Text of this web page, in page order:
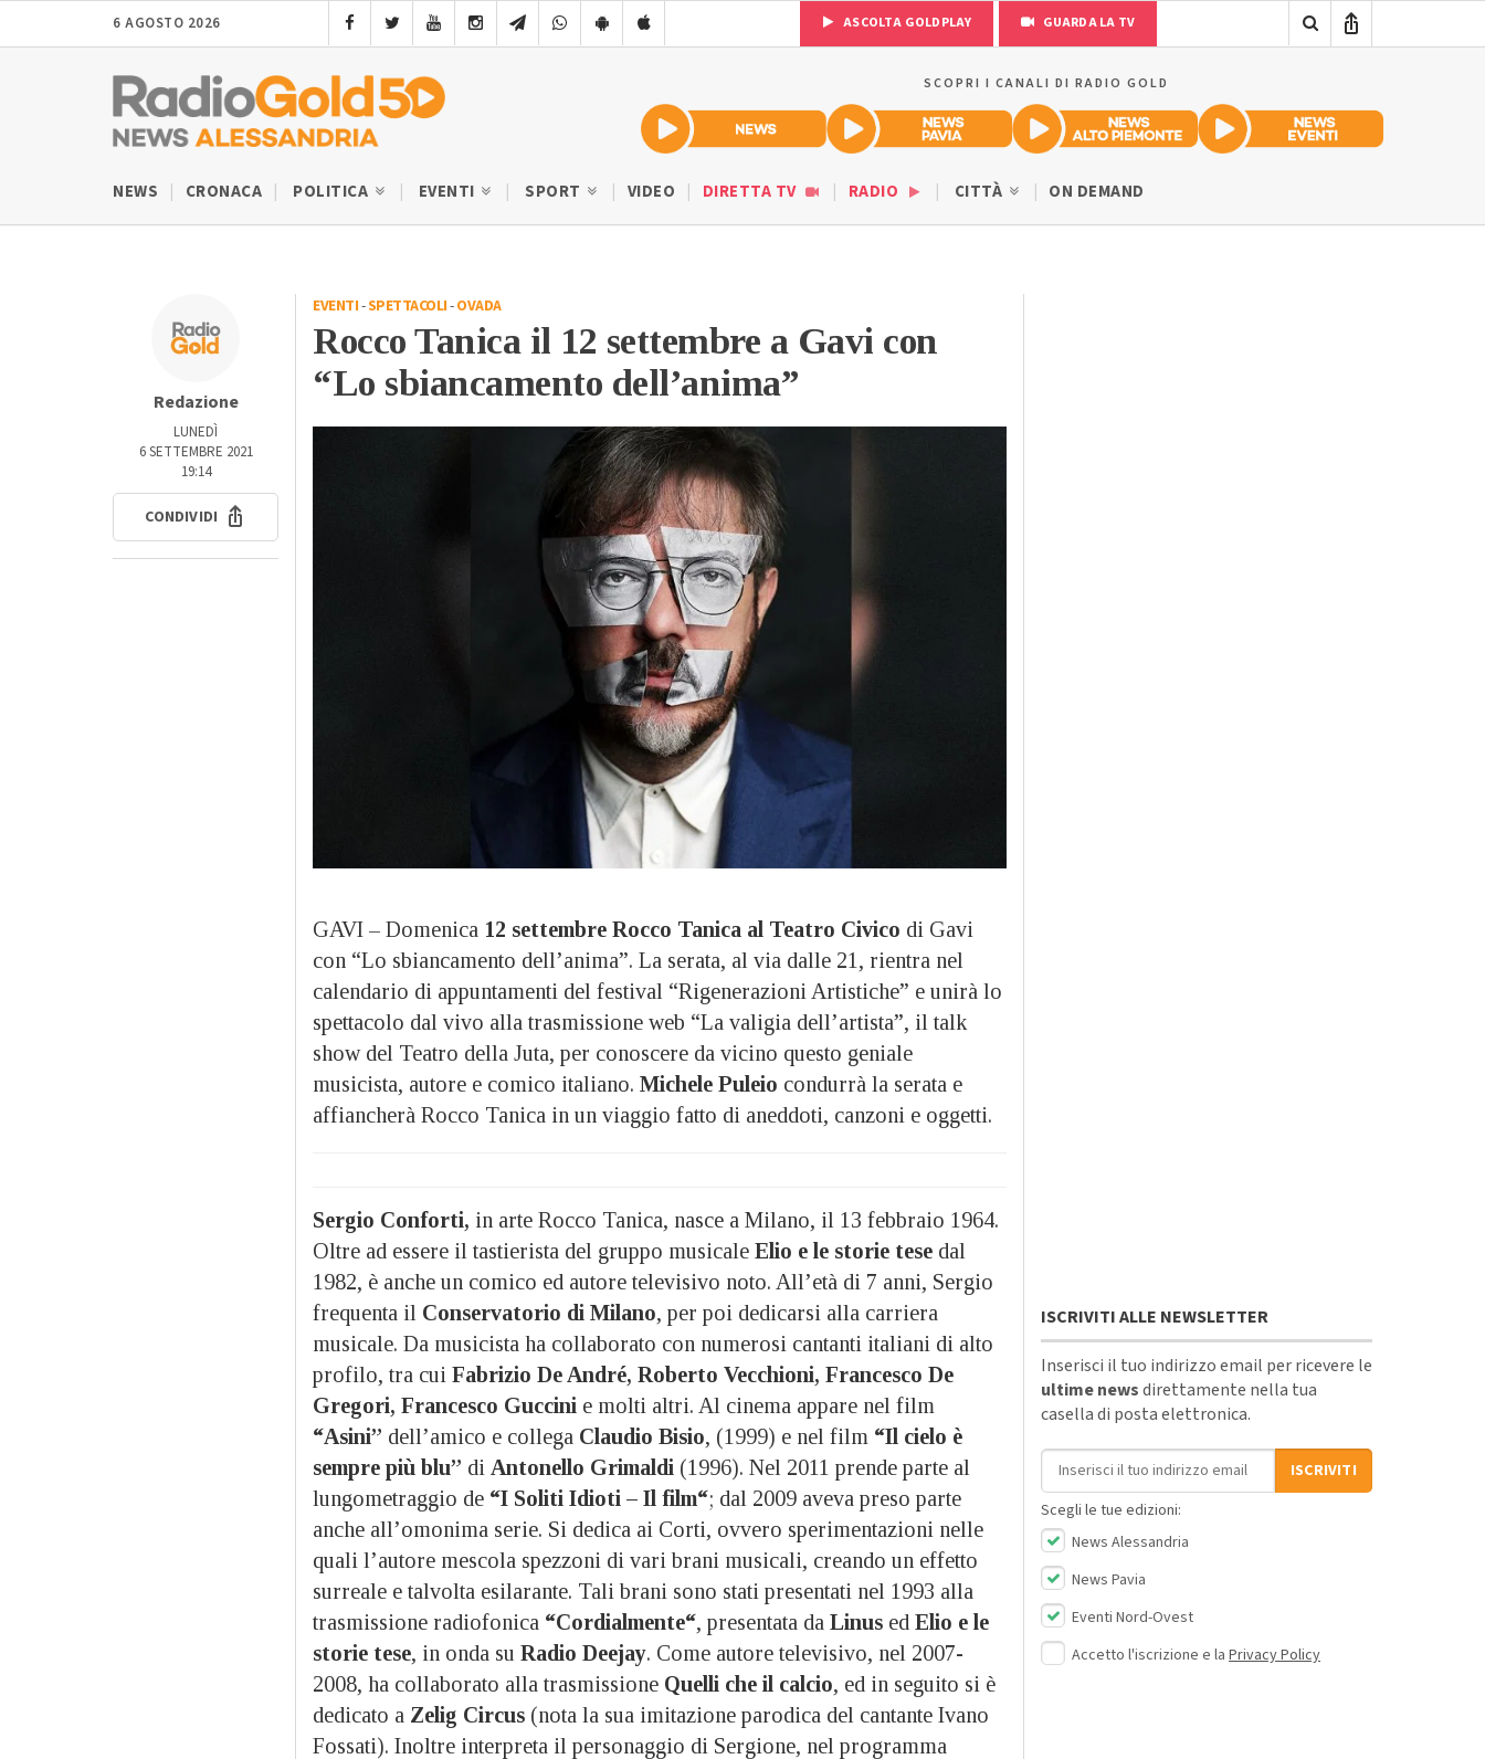
6 AGOSTO 2026 ASCOLTA GOLDPLAY GUARDA LA TV
SCOPRI I CANALI DI RADIO GOLD
NEWS CRONACA POLITICA EVENTI SPORT VIDEO DIRETTA TV RADIO CITTÀ ON DEMAND
Redazione
LUNEDÌ
6 SETTEMBRE 2021
19:14
CONDIVIDI
EVENTI-SPETTACOLI-OVADA
Rocco Tanica il 12 settembre a Gavi con
“Lo sbiancamento dell’anima”
GAVI – Domenica 12 settembre Rocco Tanica al Teatro Civico di Gavi
con “Lo sbiancamento dell’anima”. La serata, al via dalle 21, rientra nel
calendario di appuntamenti del festival “Rigenerazioni Artistiche” e unirà lo
spettacolo dal vivo alla trasmissione web “La valigia dell’artista”, il talk
show del Teatro della Juta, per conoscere da vicino questo geniale
musicista, autore e comico italiano. Michele Puleio condurrà la serata e
affiancherà Rocco Tanica in un viaggio fatto di aneddoti, canzoni e oggetti.
Sergio Conforti, in arte Rocco Tanica, nasce a Milano, il 13 febbraio 1964.
Oltre ad essere il tastierista del gruppo musicale Elio e le storie tese dal
1982, è anche un comico ed autore televisivo noto. All’età di 7 anni, Sergio
frequenta il Conservatorio di Milano, per poi dedicarsi alla carriera
musicale. Da musicista ha collaborato con numerosi cantanti italiani di alto
profilo, tra cui Fabrizio De André, Roberto Vecchioni, Francesco De
Gregori, Francesco Guccini e molti altri. Al cinema appare nel film
“Asini” dell’amico e collega Claudio Bisio, (1999) e nel film “Il cielo è
sempre più blu” di Antonello Grimaldi (1996). Nel 2011 prende parte al
lungometraggio de “I Soliti Idioti – Il film“; dal 2009 aveva preso parte
anche all’omonima serie. Si dedica ai Corti, ovvero sperimentazioni nelle
quali l’autore mescola spezzoni di vari brani musicali, creando un effetto
surreale e talvolta esilarante. Tali brani sono stati presentati nel 1993 alla
trasmissione radiofonica “Cordialmente“, presentata da Linus ed Elio e le
storie tese, in onda su Radio Deejay. Come autore televisivo, nel 2007-
2008, ha collaborato alla trasmissione Quelli che il calcio, ed in seguito si è
dedicato a Zelig Circus (nota la sua imitazione parodica del cantante Ivano
Fossati). Inoltre interpreta il personaggio di Sergione, nel programma
ISCRIVITI ALLE NEWSLETTER
Inserisci il tuo indirizzo email per ricevere le
ultime newsdirettamente nella tua
casella di posta elettronica.
Indirizzo email
ISCRIVITI
Scegli le tue edizioni:
News Alessandria
News Pavia
Eventi Nord-Ovest
Accetto l'iscrizione e la Privacy Policy